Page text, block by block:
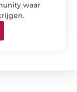
waar